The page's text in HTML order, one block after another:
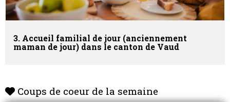
3. Accueil familial de jour (anciennement
maman de jour) dans le canton de Vaud
Coups de coeur de la semaine